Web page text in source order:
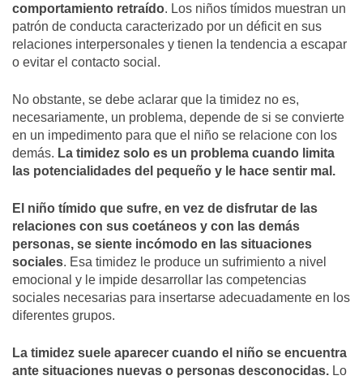
comportamiento retraído. Los niños tímidos muestran un
patrón de conducta caracterizado por un déficit en sus
relaciones interpersonales y tienen la tendencia a escapar
o evitar el contacto social.
No obstante, se debe aclarar que la timidez no es,
necesariamente, un problema, depende de si se convierte
en un impedimento para que el niño se relacione con los
demás. La timidez solo es un problema cuando limita
las potencialidades del pequeño y le hace sentir mal.
El niño tímido que sufre, en vez de disfrutar de las
relaciones con sus coetáneos y con las demás
personas, se siente incómodo en las situaciones
sociales. Esa timidez le produce un sufrimiento a nivel
emocional y le impide desarrollar las competencias
sociales necesarias para insertarse adecuadamente en los
diferentes grupos.
La timidez suele aparecer cuando el niño se encuentra
ante situaciones nuevas o personas desconocidas. Lo